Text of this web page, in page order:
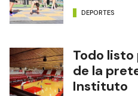
DEPORTES
Todo
de la
Instituto